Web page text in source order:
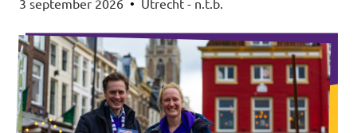
3 september 2026 • Utrecht - n.t.b.